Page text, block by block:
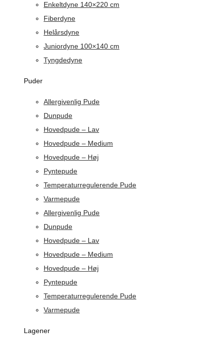
Enkeltdyne 140×220 cm
Fiberdyne
Helårsdyne
Juniordyne 100×140 cm
Tyngdedyne
Puder
Allergivenlig Pude
Dunpude
Hovedpude – Lav
Hovedpude – Medium
Hovedpude – Høj
Pyntepude
Temperaturregulerende Pude
Varmepude
Allergivenlig Pude
Dunpude
Hovedpude – Lav
Hovedpude – Medium
Hovedpude – Høj
Pyntepude
Temperaturregulerende Pude
Varmepude
Lagener